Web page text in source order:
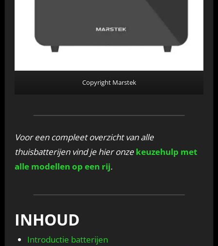
Copyright Marstek
Voor een compleet overzicht van alle
thuisbatterijen vind je hier onze keuzehulp met
alle modellen op een rij.
INHOUD
Introductie batterijen